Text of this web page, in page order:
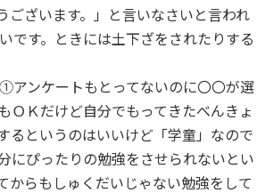
ございます。」と言いなさいと言われ
です。ときには土下ざをされたりする
アンケートもとってないのに〇〇が選
Ｋだけど自分でもってきたべんきょ
るというのはいいけど「学童」なので
にぴったりの勉強をさせられないとい
からもしゅくだいじゃない勉強をして